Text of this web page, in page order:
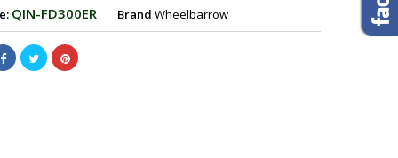
QIN-FD300ER Brand Wheelbarrow